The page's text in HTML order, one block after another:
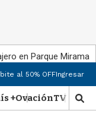
en Parque Miramar
al 50% OFFIngresar
+OvaciónTV Show
M
o